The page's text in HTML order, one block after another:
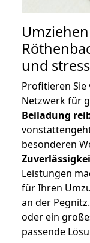
und
Profitieren
Netzwerk für
Beiladung
besonderen
Leistungen
für Ihren
an der
oder ein
passende